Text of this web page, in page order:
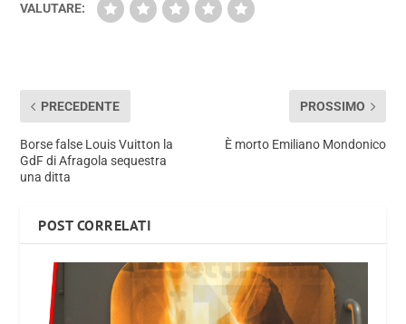
VALUTARE:
PRECEDENTE
Borse false Louis Vuitton la
GdF di Afragola sequestra
una ditta
PROSSIMO
È morto Emiliano Mondonico
POST CORRELATI